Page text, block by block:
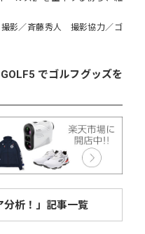
影／斉藤秀人 撮影協力／ゴ
でゴルフグッズを
分析！」記事一覧